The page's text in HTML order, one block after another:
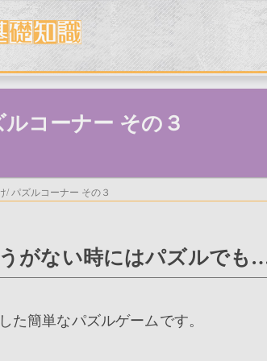
コーナー その３
/ パズルコーナー その３
がない時にはパズルでも
た簡単なパズルゲームです。